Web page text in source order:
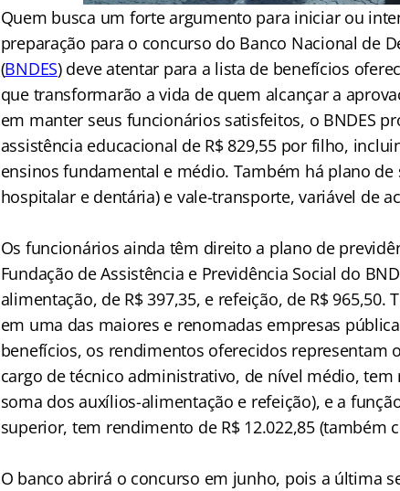
Quem busca um forte argumento para iniciar ou
preparação para o concurso do Banco Nacional de
(BNDES) deve atentar para a lista de benefícios
que transformarão a vida de quem alcançar a
em manter seus funcionários satisfeitos, o BNDES
assistência educacional de R$ 829,55 por filho,
ensinos fundamental e médio. Também há plano de
hospitalar e dentária) e vale-transporte, variável de
Os funcionários ainda têm direito a plano de
Fundação de Assistência e Previdência Social do
alimentação, de R$ 397,35, e refeição, de R$
em uma das maiores e renomadas empresas
benefícios, os rendimentos oferecidos representam
cargo de técnico administrativo, de nível médio, tem
soma dos auxílios-alimentação e refeição), e a
superior, tem rendimento de R$ 12.022,85 (também
O banco abrirá o concurso em junho, pois a última